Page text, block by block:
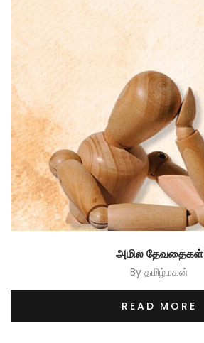
அமில தேவதைகள்
By தமிழ்மகன்
READ MORE